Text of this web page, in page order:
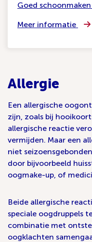
Goed schoonmaken
Meer informatie
Allergie
Een allergische
zijn, zoals bij
allergische reactie
vermijden. Maar een
niet
door bijvoorbeeld
oogmake-up, of
Beide allergische
speciale oogdruppels
combinatie met
oogklachten